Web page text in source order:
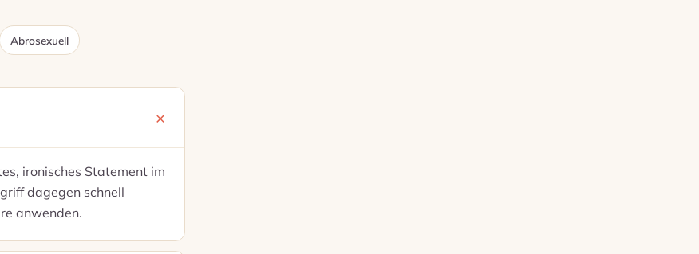
Abrosexuell
ironisches Statement im
dagegen schnell
anwenden.